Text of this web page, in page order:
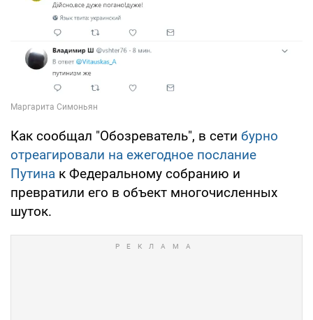
Как сообщал "Обозреватель", в сети бурно
отреагировали на ежегодное послание
Путина к Федеральному собранию и
превратили его в объект многочисленных
шуток.